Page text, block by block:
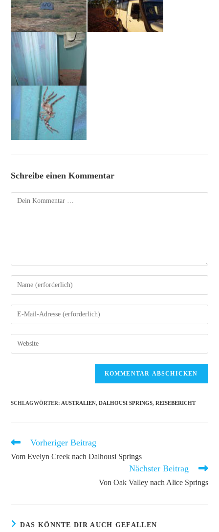
Schreibe einen Kommentar
Kommentar
Gib
deinen
Namen
oder
zum
Kommentieren
Gib
deine
E-
Mail-
Gib
deine
(optional)
SCHLAGWÖRTER: AUSTRALIEN, DALHOUSI SPRINGS, REISEBERICHT
Weitere
ansehen
Vorheriger Beitrag
Vom Evelyn Creek nach Dalhousi Springs
Nächster Beitrag
Von Oak Valley nach Alice Springs
DAS KÖNNTE DIR AUCH GEFALLEN